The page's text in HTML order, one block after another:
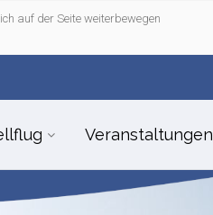
auf der Seite weiterbewegen
Veranstaltungen